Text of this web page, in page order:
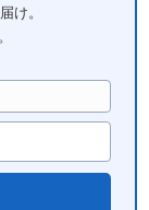
け。